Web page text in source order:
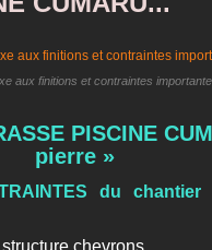
aux finitions et contraintes
PISCINE
pierre »
du chantier
chevrons